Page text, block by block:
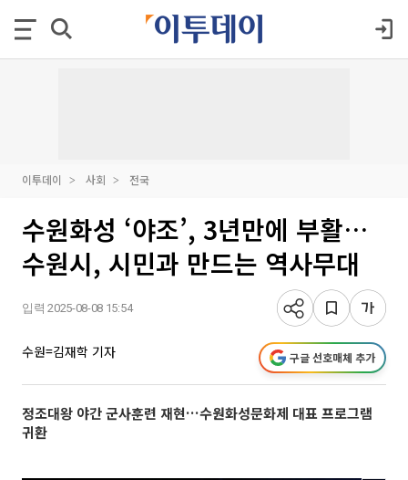
이투데이 사회 전국
수원화성 ‘야조’, 3년만에 부활…
수원시, 시민과 만드는 역사무대
입력 2025-08-08 15:54
수원=김재학 기자 구글 선호매체 추가
정조대왕 야간 군사훈련 재현…수원화성문화제 대표 프로그램
귀환